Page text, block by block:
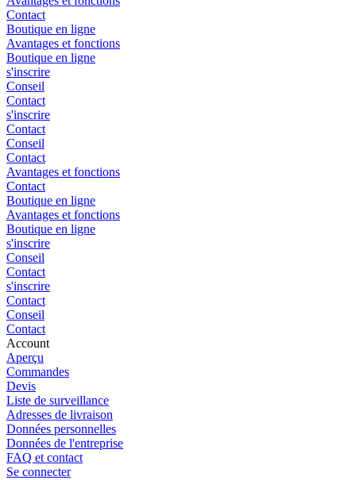
Contact
Boutique en ligne
Avantages et fonctions
Boutique en ligne
s'inscrire
Conseil
Contact
s'inscrire
Contact
Conseil
Contact
Avantages et fonctions
Contact
Boutique en ligne
Avantages et fonctions
Boutique en ligne
s'inscrire
Conseil
Contact
s'inscrire
Contact
Conseil
Contact
Account
Aperçu
Commandes
Devis
Liste de surveillance
Adresses de livraison
Données personnelles
Données de l'entreprise
FAQ et contact
Se connecter